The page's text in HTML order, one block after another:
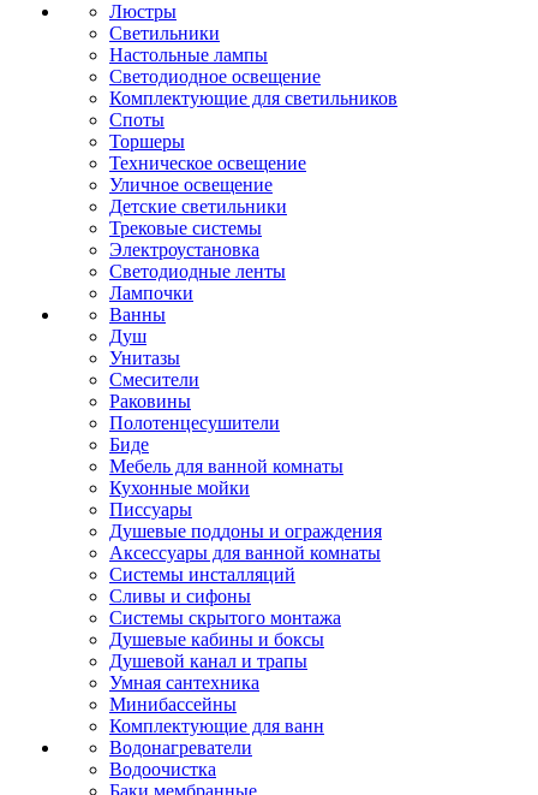
Люстры
Светильники
Настольные лампы
Светодиодное освещение
Комплектующие для светильников
Споты
Торшеры
Техническое освещение
Уличное освещение
Детские светильники
Трековые системы
Электроустановка
Светодиодные ленты
Лампочки
Ванны
Душ
Унитазы
Смесители
Раковины
Полотенцесушители
Биде
Мебель для ванной комнаты
Кухонные мойки
Писсуары
Душевые поддоны и ограждения
Аксессуары для ванной комнаты
Системы инсталляций
Сливы и сифоны
Системы скрытого монтажа
Душевые кабины и боксы
Душевой канал и трапы
Умная сантехника
Минибассейны
Комплектующие для ванн
Водонагреватели
Водоочистка
Баки мембранные